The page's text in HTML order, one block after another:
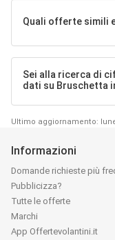
Quali offerte simili
Sei alla ricerca di
dati su Bruschetta
Ultimo aggiornamento:
Informazioni
Domande richieste più
Pubblicizza?
Tutte le offerte
Marchi
App Offertevolantini.it